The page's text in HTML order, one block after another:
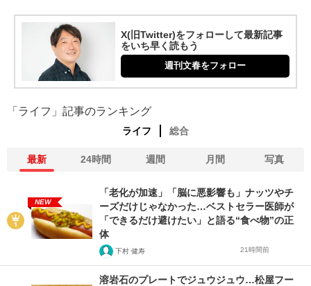
X(旧Twitter)をフォローして最新記事
をいち早く読もう
週刊文春をフォロー
「ライフ」記事のランキング
ライフ 総合
最新 24時間 週間 月間 写真
NEW
「老化が加速」「脳に悪影響も」ナッツやチ
ーズだけじゃなかった…ベストセラー医師が
「できるだけ避けたい」と語る“食べ物”の正
体
下村 健寿 21時間前
溶岩石のプレートでジュウジュウ…松屋フー